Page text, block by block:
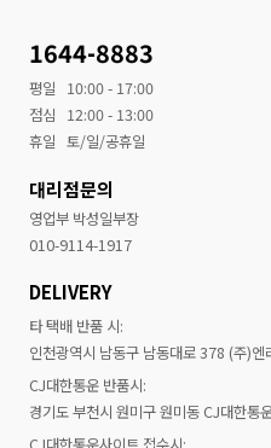
1644-8883
평일
10:00 - 17:00
점심
12:00 - 13:00
휴일 토/일/공휴일
대리점문의
영업부 박성일부장
010-9114-1917
DELIVERY
타 택배 반품 시:
인천광역시 남동구 남동대로 378 (주)엔
CJ대한통운 반품시:
경기도 부천시 원미구 원미동 CJ대한통